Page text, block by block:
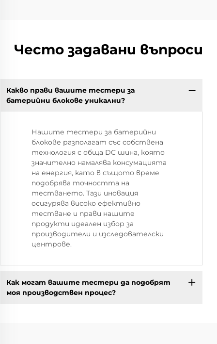
Често задавани въпроси
Какво прави вашите тестери за
батерийни блокове уникални?
Нашите тестери за батерийни
блокове разполагат със собствена
технология с обща DC шина, която
значително намалява консумацията
на енергия, като в същото време
подобрява точността на
тестването. Тази иновация
осигурява високо ефективно
тестване и прави нашите
продукти идеален избор за
производители и изследователски
центрове.
Как могат вашите тестери да подобрят
моя производствен процес?